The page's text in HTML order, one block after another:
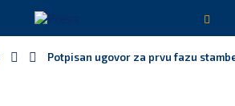
Potpisan ugovor za prvu fazu